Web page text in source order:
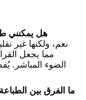
هل يمكنني
نعم، ولكنها غير
مما يجعل
الضوء المباشر.
ما الفرق بين